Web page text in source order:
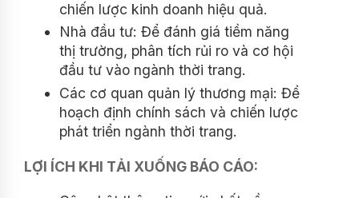
chiến lược kinh doanh hiệu quả.
Nhà đầu tư: Để đánh giá tiềm năng
thị trường, phân tích rủi ro và cơ hội
đầu tư vào ngành thời trang.
Các cơ quan quản lý thương mại: Để
hoạch định chính sách và chiến lược
phát triển ngành thời trang.
LỢI ÍCH KHI TẢI XUỐNG BÁO CÁO: